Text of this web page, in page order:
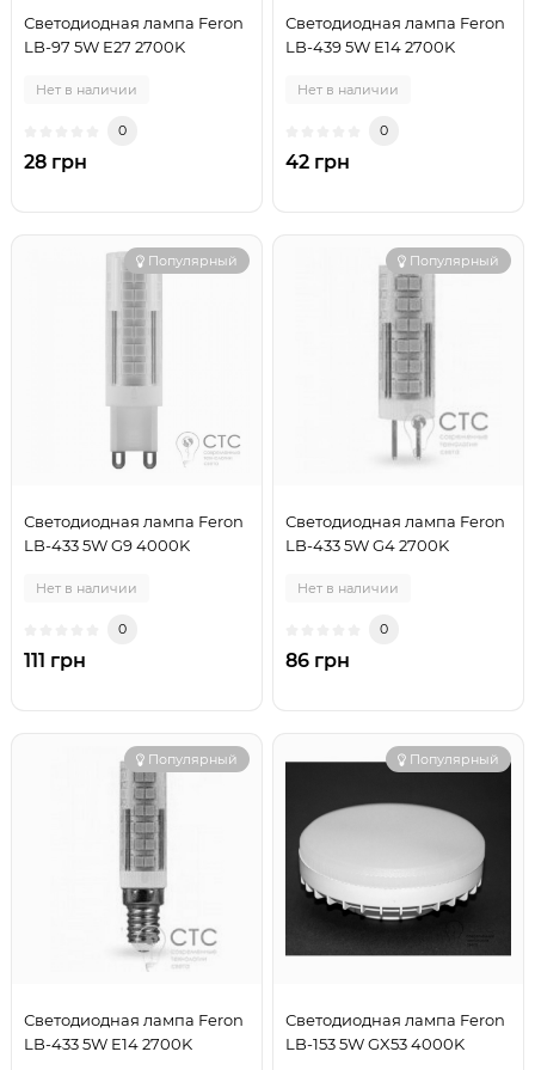
Светодиодная лампа Feron
LB-97 5W E27 2700K
Нет в наличии
0
28 грн
Светодиодная лампа Feron
LB-439 5W E14 2700K
Нет в наличии
0
42 грн
Популярный
Светодиодная лампа Feron
LB-433 5W G9 4000K
Нет в наличии
0
111 грн
Популярный
Светодиодная лампа Feron
LB-433 5W G4 2700K
Нет в наличии
0
86 грн
Популярный
Светодиодная лампа Feron
LB-433 5W E14 2700K
Популярный
Светодиодная лампа Feron
LB-153 5W GX53 4000K